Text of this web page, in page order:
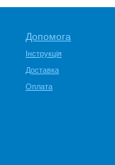
Допомога
Інструкція
Доставка
Оплата